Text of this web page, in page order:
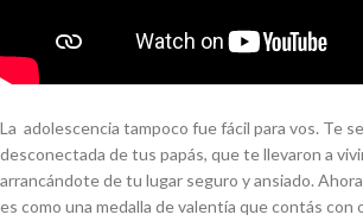
La adolescencia tampoco fue fácil para vos. Te
desconectada de tus papás, que te llevaron a
arrancándote de tu lugar seguro y ansiado.
es como una medalla de valentía que contás con